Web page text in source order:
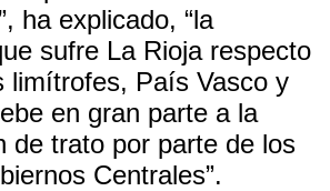
ha explicado, “la
sufre La Rioja respecto
limítrofes, País Vasco y
en gran parte a la
de trato por parte de los
Centrales”.